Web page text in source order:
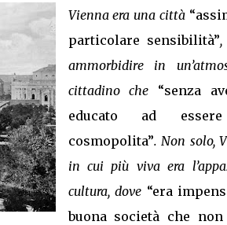
Vienna era una città
particolare sensibilità”,
ammorbidire in
cittadino che “senza
educato ad
cosmopolita”. Non solo,
in cui più viva era
cultura, dove “era
buona società che non